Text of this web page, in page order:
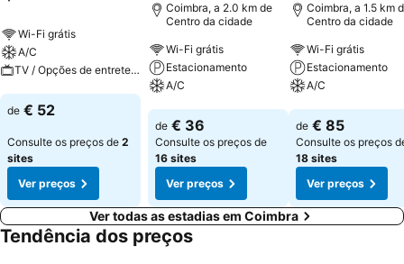
Wi-Fi grátis
A/C
TV / Opções de entretenimento
Ver preços
de € 52
Consulte os preços de 2
sites
Ver preços
Coimbra, a 2.0 km de
Centro da cidade
Wi-Fi grátis
Estacionamento
A/C
Ver preços
de € 36
Consulte os preços de
16 sites
Ver preços
Coimbra, a 1.5 km
Centro da cidade
Wi-Fi grátis
Estacionamento
A/C
Ver preços
de € 85
Consulte os preços
18 sites
Ver preços
Ver todas as estadias em Coimbra
Tendência dos preços